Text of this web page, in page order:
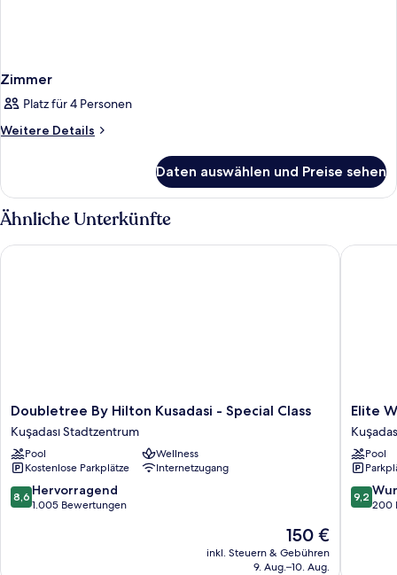
Zimmer
Platz für 4 Personen
Weitere Details
Weitere
Daten auswählen und Preise sehen
Ähnliche Unterkünfte
Doubletree
By
Hilton
Kusadasi
-
Special
Class
Doubletree By Hilton Kusadasi - Special Class
Kuşadası Stadtzentrum
Pool
Wellness
Kostenlose Parkplätze
Internetzugang
8.6
von
8,6 Hervorragend
1.005 Bewertungen
Der
Preis
beträgt
150 €
inkl. Steuern & Gebühren
9. Aug.–10. Aug.
Doubletree By Hilton Kusadasi - Special Class
Elite
World
Elite
Pool
9.2
von
9,2
200
Elite